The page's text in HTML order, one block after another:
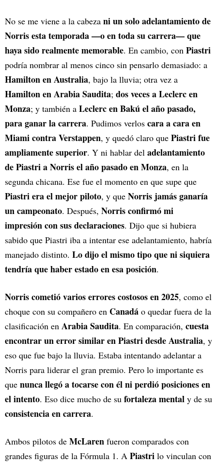
No se me viene a la cabeza ni un solo adelantamiento de
Norris esta temporada —o en toda su carrera— que
haya sido realmente memorable. En cambio, con Piastri
podría nombrar al menos cinco sin pensarlo demasiado: a
Hamilton en Australia, bajo la lluvia; otra vez a
Hamilton en Arabia Saudita; dos veces a Leclerc en
Monza; y también a Leclerc en Bakú el año pasado,
para ganar la carrera. Pudimos verlos cara a cara en
Miami contra Verstappen, y quedó claro que Piastri fue
ampliamente superior. Y ni hablar del adelantamiento
de Piastri a Norris el año pasado en Monza, en la
segunda chicana. Ese fue el momento en que supe que
Piastri era el mejor piloto, y que Norris jamás ganaría
un campeonato. Después, Norris confirmó mi
impresión con sus declaraciones. Dijo que si hubiera
sabido que Piastri iba a intentar ese adelantamiento, habría
manejado distinto. Lo dijo el mismo tipo que ni siquiera
tendría que haber estado en esa posición.
Norris cometió varios errores costosos en 2025, como el
choque con su compañero en Canadá o quedar fuera de la
clasificación en Arabia Saudita. En comparación, cuesta
encontrar un error similar en Piastri desde Australia, y
eso que fue bajo la lluvia. Estaba intentando adelantar a
Norris para liderar el gran premio. Pero lo importante es
que nunca llegó a tocarse con él ni perdió posiciones en
el intento. Eso dice mucho de su fortaleza mental y de su
consistencia en carrera.
Ambos pilotos de McLaren fueron comparados con
grandes figuras de la Fórmula 1. A Piastri lo vinculan con